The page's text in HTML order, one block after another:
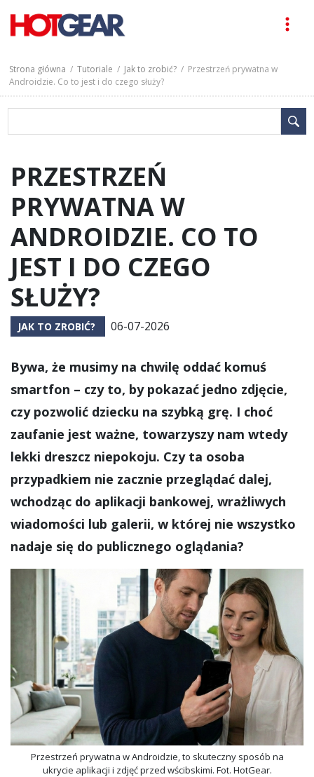
Strona główna /Tutoriale / Jak to zrobić? / Przestrzeń prywatna w
Androidzie. Co to jest i do czego służy?
PRZESTRZEŃ
PRYWATNA W
ANDROIDZIE. CO TO
JEST I DO CZEGO
SŁUŻY?
JAK TO ZROBIĆ? 06-07-2026
Bywa, że musimy na chwilę oddać komuś
smartfon – czy to, by pokazać jedno zdjęcie,
czy pozwolić dziecku na szybką grę. I choć
zaufanie jest ważne, towarzyszy nam wtedy
lekki dreszcz niepokoju. Czy ta osoba
przypadkiem nie zacznie przeglądać dalej,
wchodząc do aplikacji bankowej, wrażliwych
wiadomości lub galerii, w której nie wszystko
nadaje się do publicznego oglądania?
Przestrzeń prywatna w Androidzie, to skuteczny sposób na
ukrycie aplikacji i zdjęć przed wścibskimi. Fot. HotGear.